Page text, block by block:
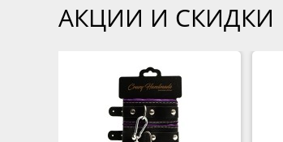
АКЦИИ И СКИДКИ